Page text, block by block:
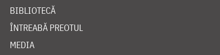
BIBLIOTECĂ
ÎNTREABĂ PREOTUL
MEDIA